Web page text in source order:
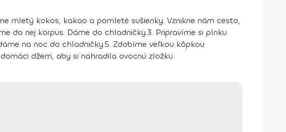
mletý kokos, kakao a pomleté sušienky. Vznikne nám cesto,
do nej korpus. Dáme do chladničky.3. Pripravíme si plnku.
na noc do chladničky.5. Zdobíme veľkou kôpkou
džem, aby si nahradila ovocnú zložku.